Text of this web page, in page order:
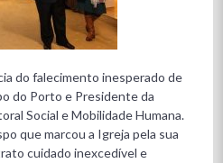
do falecimento inesperado de
do Porto e Presidente da
Social e Mobilidade Humana.
que marcou a Igreja pela sua
cuidado inexcedível e